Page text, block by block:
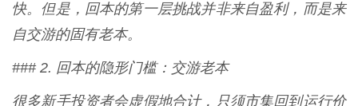
快。但是，回本的第一层挑战并非来自盈利，而是来
自交游的固有老本。
### 2. 回本的隐形门槛：交游老本
很多新手投资者会虚假地合计，只须市集回到运行价